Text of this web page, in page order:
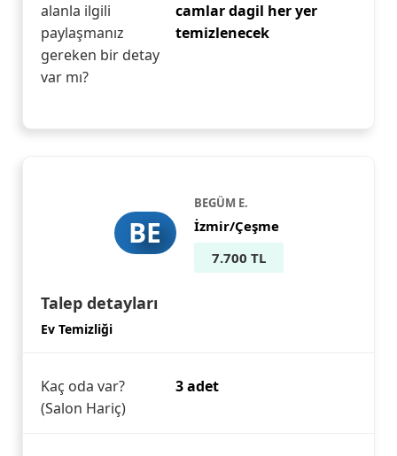
alanla ilgili
paylaşmanız
gereken bir detay
var mı?
camlar dagil her yer
temizlenecek
BE
BEGÜM E.
İzmir/Çeşme
7.700 TL
Talep detayları
Ev Temizliği
Kaç oda var?
(Salon Hariç)
3 adet